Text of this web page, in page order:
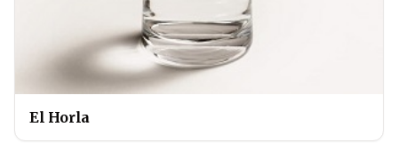
El Horla